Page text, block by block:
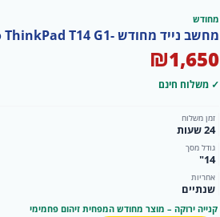
מחודש
מחשב נייד מחודש -Lenovo ThinkPad T14 G1
₪1,650
✓ משלוח חינם
זמן משלוח
24 שעות
גודל מסך
14"
אחריות
שנתיים
קנייה ירוקה – מוצר מחודש המפחית זיהום פחמימי